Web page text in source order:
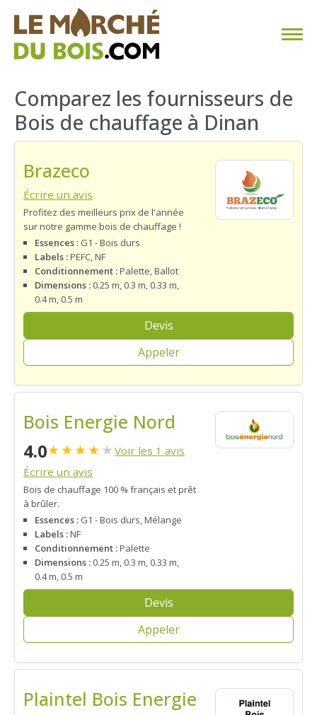
CHAUFFAGE AU BOIS
FAQ
TROUVER SON FOURNISSEUR
BLOG
ESPACE PRO
Comparez les fournisseurs de
Bois de chauffage à Dinan
Brazeco
Écrire un avis
Profitez des meilleurs prix de l'année
sur notre gamme bois de chauffage !
Essences : G1 - Bois durs
Labels :PEFC, NF
Conditionnement :Palette, Ballot
Dimensions : 0.25 m, 0.3 m, 0.33 m,
0.4 m, 0.5 m
Devis
Appeler
Bois Energie Nord
4.0★★★★★ Voir les 1 avis
Écrire un avis
Bois de chauffage 100 % français et prêt
à brûler.
Essences : G1 - Bois durs, Mélange
Labels :NF
Conditionnement :Palette
Dimensions : 0.25 m, 0.3 m, 0.33 m,
0.4 m, 0.5 m
Devis
Appeler
Plaintel Bois Energie